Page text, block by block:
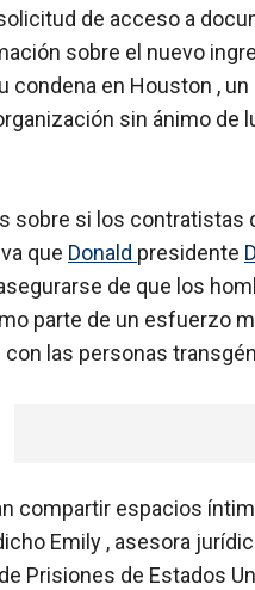
de acceso a
sobre el nuevo
condena en Houston ,
sin ánimo
sobre si los contratistas
que Donald presidente
de que los
parte de un esfuerzo
las personas
compartir espacios
Emily , asesora
Prisiones de Estados